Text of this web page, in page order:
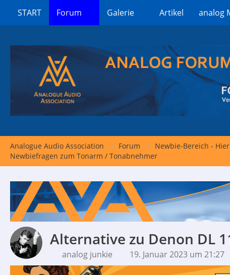
START Forum Galerie Artikel analog
Analogue Audio Association Forum
Newbie-Bereich -
Newbiefragen zum Tonarm / Tonabnehmer
Alternative zu Denon DL
analog junkie 19. Januar 2023 um 21:27